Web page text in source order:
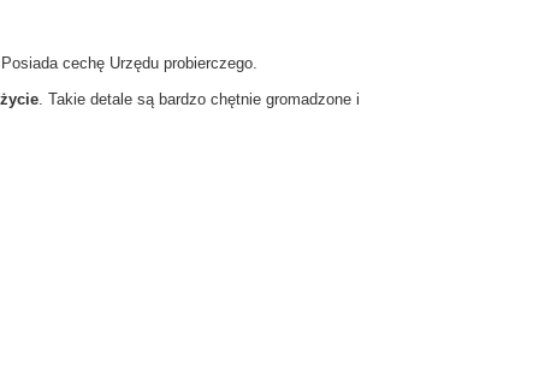
cechę Urzędu probierczego.
. Takie detale są bardzo chętnie gromadzone i